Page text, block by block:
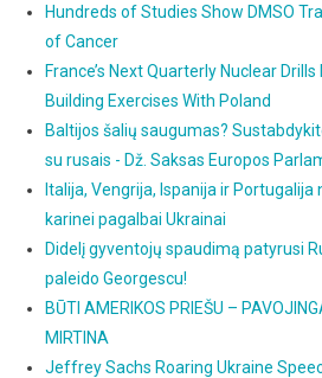
Hundreds of Studies Show DMSO
of Cancer
France’s Next Quarterly Nuclear
Building Exercises With Poland
Baltijos šalių saugumas?
su rusais - Dž. Saksas Europos
Italija, Vengrija, Ispanija ir
karinei pagalbai Ukrainai
Didelį gyventojų spaudimą patyrusi
paleido Georgescu!
BŪTI AMERIKOS PRIEŠU –
MIRTINA
Jeffrey Sachs Roaring Ukraine